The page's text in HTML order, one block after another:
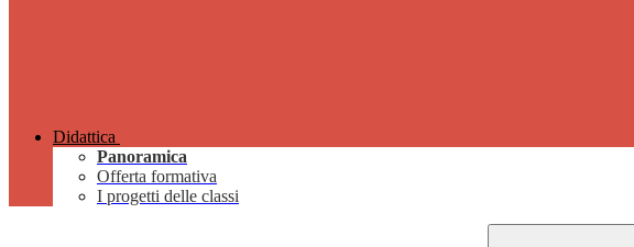
Didattica
Panoramica
Offerta formativa
I progetti delle classi